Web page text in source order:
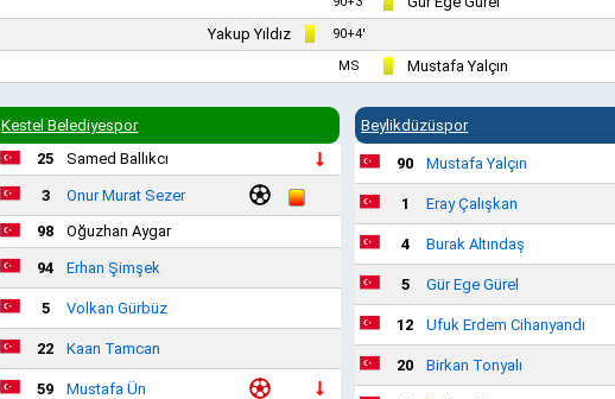
Yakup Yıldız
90+4'
MS Mustafa Yalçın
Kestel Belediyespor
25
Samed Ballıkcı
3
Onur Murat Sezer
98
Oğuzhan Aygar
94 Erhan Şimşek
5 Volkan Gürbüz
22 Kaan Tamcan
59 Mustafa Ün
Beylikdüzüspor
90 Mustafa Yalçın
1 Eray Çalışkan
4 Burak Altındaş
5 Gür Ege Gürel
12 Ufuk Erdem Cihanyandı
20 Birkan Tonyalı